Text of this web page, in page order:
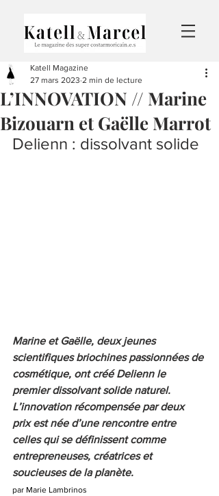
L’INNOVATION // Marine
Bizouarn et Gaëlle Marrot
Katell Magazine
27 mars 2023 2 min de lecture
Delienn : dissolvant solide
Marine et Gaëlle, deux jeunes
scientifiques briochines passionnées de
cosmétique, ont créé Delienn le
premier dissolvant solide naturel.
L’innovation récompensée par deux
prix est née d’une rencontre entre
celles qui se définissent comme
entrepreneuses, créatrices et
soucieuses de la planète.
par Marie Lambrinos